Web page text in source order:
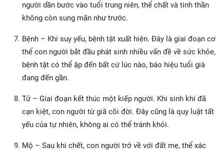
người dần bước vào tuổi trung niên, thể chất và tinh thần
không còn sung mãn như trước.
Bệnh – Khi suy yếu, bệnh tật xuất hiện. Đây là giai đoạn cơ
thể con người bắt đầu phát sinh nhiều vấn đề về sức khỏe,
bệnh tật có thể ập đến bất cứ lúc nào, báo hiệu tuổi già
đang đến gần.
Tử – Giai đoạn kết thúc một kiếp người. Khi sinh khí đã
cạn kiệt, con người từ giã cõi đời. Đây cũng là quy luật tất
yếu của tự nhiên, không ai có thể tránh khỏi.
Mộ – Sau khi chết, con người trở về với đất mẹ, thể xác